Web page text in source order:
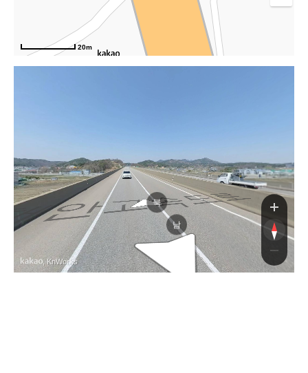
20m
속도로
속도로
북
남
, KnWorks